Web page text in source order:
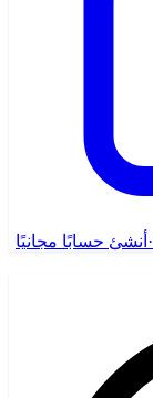
· أنشئ حسابًا مجانيًا